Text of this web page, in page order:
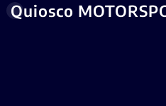
Quiosco